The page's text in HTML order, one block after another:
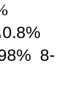
0.8%
8-